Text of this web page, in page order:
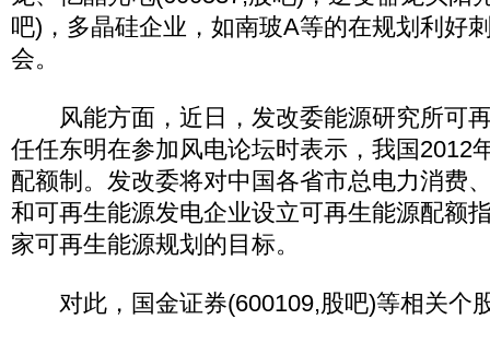
吧)，多晶硅企业，如南玻A等的在规划利好
会。
风能方面，近日，发改委能源研究所可
任任东明在参加风电论坛时表示，我国2012
配额制。发改委将对中国各省市总电力消费
和可再生能源发电企业设立可再生能源配额
家可再生能源规划的目标。
对此，国金证券(600109,股吧)等相关个